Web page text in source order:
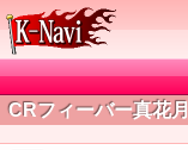
CRフィーバー真花月